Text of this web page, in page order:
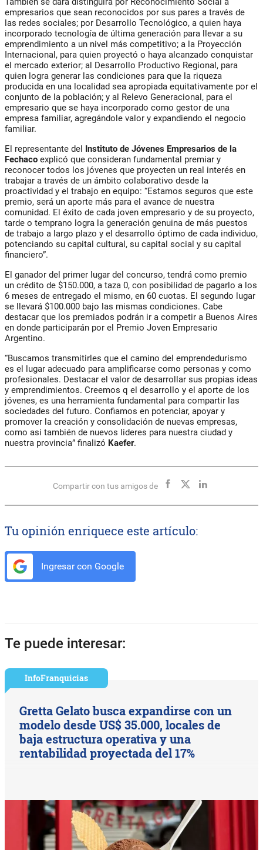
empresarios que sean reconocidos por sus pares a través de
las redes sociales; por Desarrollo Tecnológico, a quien haya
incorporado tecnología de última generación para llevar a su
emprendimiento a un nivel más competitivo; a la Proyección
Internacional, para quien proyectó o haya alcanzado conquistar
el mercado exterior; al Desarrollo Productivo Regional, para
quien logra generar las condiciones para que la riqueza
producida en una localidad sea apropiada equitativamente por el
conjunto de la población; y al Relevo Generacional, para el
empresario que se haya incorporado como gestor de una
empresa familiar, agregándole valor y expandiendo el negocio
familiar.
El representante del Instituto de Jóvenes Empresarios de la
Fechaco explicó que consideran fundamental premiar y
reconocer todos los jóvenes que proyecten un real interés en
trabajar a través de un ámbito colaborativo desde la
proactividad y el trabajo en equipo: “Estamos seguros que este
premio, será un aporte más para el avance de nuestra
comunidad. El éxito de cada joven empresario y de su proyecto,
tarde o temprano logra la generación genuina de más puestos
de trabajo a largo plazo y el desarrollo óptimo de cada individuo,
potenciando su capital cultural, su capital social y su capital
financiero”.
El ganador del primer lugar del concurso, tendrá como premio
un crédito de $150.000, a taza 0, con posibilidad de pagarlo a los
6 meses de entregado el mismo, en 60 cuotas. El segundo lugar
se llevará $100.000 bajo las mismas condiciones. Cabe
destacar que los premiados podrán ir a competir a Buenos Aires
en donde participarán por el Premio Joven Empresario
Argentino.
“Buscamos transmitirles que el camino del emprendedurismo
es el lugar adecuado para amplificarse como personas y como
profesionales. Destacar el valor de desarrollar sus propias ideas
y emprendimientos. Creemos q el desarrollo y el aporte de los
jóvenes, es una herramienta fundamental para compartir las
sociedades del futuro. Confiamos en potenciar, apoyar y
promover la creación y consolidación de nuevas empresas,
como asi también de nuevos lideres para nuestra ciudad y
nuestra provincia” finalizó Kaefer.
Compartir con tus amigos de
Tu opinión enriquece este artículo:
Ingresar con Google
Te puede interesar:
InfoFranquicias
Gretta Gelato busca expandirse con un
modelo desde US$ 35.000, locales de
baja estructura operativa y una
rentabilidad proyectada del 17%